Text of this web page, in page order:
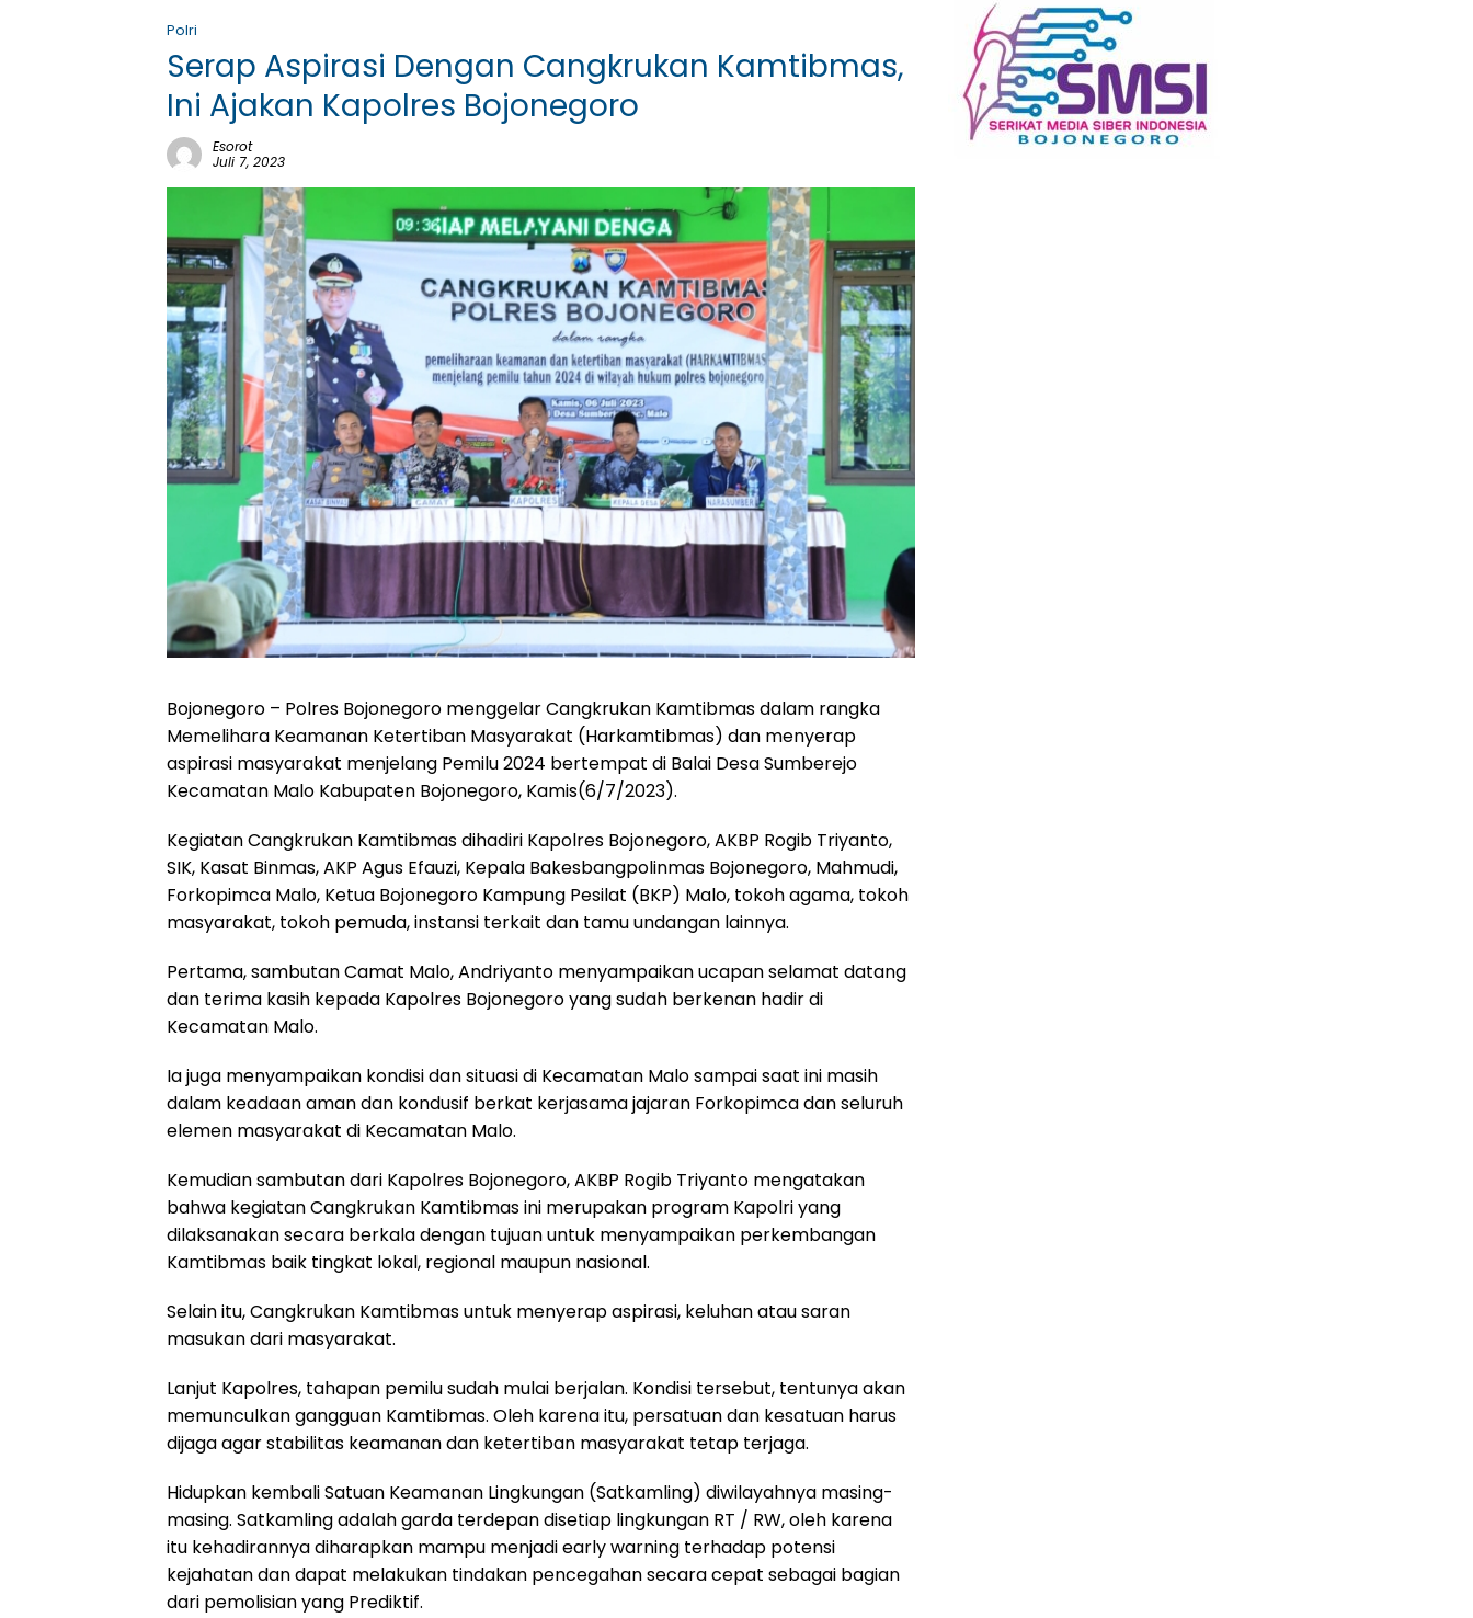
Polri
Serap Aspirasi Dengan Cangkrukan Kamtibmas,
Ini Ajakan Kapolres Bojonegoro
Esorot
Juli 7, 2023
Bojonegoro – Polres Bojonegoro menggelar Cangkrukan Kamtibmas dalam rangka
Memelihara Keamanan Ketertiban Masyarakat (Harkamtibmas) dan menyerap
aspirasi masyarakat menjelang Pemilu 2024 bertempat di Balai Desa Sumberejo
Kecamatan Malo Kabupaten Bojonegoro, Kamis(6/7/2023).
Kegiatan Cangkrukan Kamtibmas dihadiri Kapolres Bojonegoro, AKBP Rogib Triyanto,
SIK, Kasat Binmas, AKP Agus Efauzi, Kepala Bakesbangpolinmas Bojonegoro, Mahmudi,
Forkopimca Malo, Ketua Bojonegoro Kampung Pesilat (BKP) Malo, tokoh agama, tokoh
masyarakat, tokoh pemuda, instansi terkait dan tamu undangan lainnya.
Pertama, sambutan Camat Malo, Andriyanto menyampaikan ucapan selamat datang
dan terima kasih kepada Kapolres Bojonegoro yang sudah berkenan hadir di
Kecamatan Malo.
Ia juga menyampaikan kondisi dan situasi di Kecamatan Malo sampai saat ini masih
dalam keadaan aman dan kondusif berkat kerjasama jajaran Forkopimca dan seluruh
elemen masyarakat di Kecamatan Malo.
Kemudian sambutan dari Kapolres Bojonegoro, AKBP Rogib Triyanto mengatakan
bahwa kegiatan Cangkrukan Kamtibmas ini merupakan program Kapolri yang
dilaksanakan secara berkala dengan tujuan untuk menyampaikan perkembangan
Kamtibmas baik tingkat lokal, regional maupun nasional.
Selain itu, Cangkrukan Kamtibmas untuk menyerap aspirasi, keluhan atau saran
masukan dari masyarakat.
Lanjut Kapolres, tahapan pemilu sudah mulai berjalan. Kondisi tersebut, tentunya akan
memunculkan gangguan Kamtibmas. Oleh karena itu, persatuan dan kesatuan harus
dijaga agar stabilitas keamanan dan ketertiban masyarakat tetap terjaga.
Hidupkan kembali Satuan Keamanan Lingkungan (Satkamling) diwilayahnya masing-
masing. Satkamling adalah garda terdepan disetiap lingkungan RT / RW, oleh karena
itu kehadirannya diharapkan mampu menjadi early warning terhadap potensi
kejahatan dan dapat melakukan tindakan pencegahan secara cepat sebagai bagian
dari pemolisian yang Prediktif.